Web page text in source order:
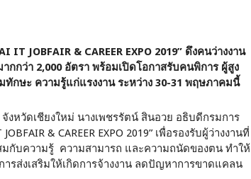
IT JOBFAIR & CAREER EXPO 2019” ดึงคนว่างงาน
กว่า 2,000 อัตรา พร้อมเปิดโอกาสรับคนพิการ ผู้สูง
กษะ ความรู้แก่แรงงาน ระหว่าง 30-31 พฤษภาคมนี้
งหวัดเชียงใหม่ นางเพชรรัตน์ สินอวย อธิบดีกรมการ
& CAREER EXPO 2019” เพื่อรองรับผู้ว่างงานที่
มกับความรู้ ความสามารถ และความถนัดของตน ทำให้
ส่งเสริมให้เกิดการจ้างงาน ลดปัญหาการขาดแคลน